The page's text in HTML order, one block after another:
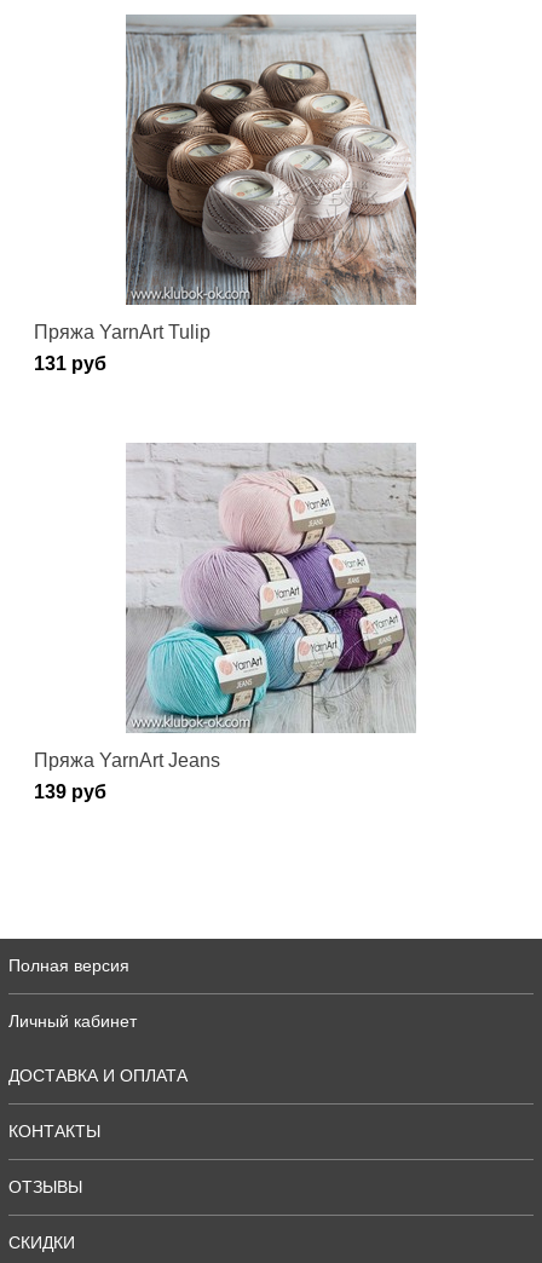
Пряжа YarnArt Tulip
131 руб
Пряжа YarnArt Jeans
139 руб
Полная версия
Личный кабинет
ДОСТАВКА И ОПЛАТА
КОНТАКТЫ
ОТЗЫВЫ
СКИДКИ